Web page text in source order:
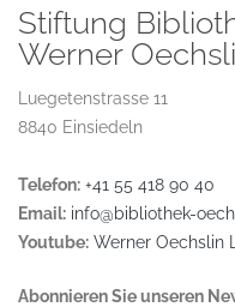
Stiftung
Werner
Luegetenstrasse 11
8840 Einsiedeln
Telefon: +41 55 418 90 40
Email: info@bibliothek-
Youtube: Werner Oechslin
Abonnieren Sie unseren